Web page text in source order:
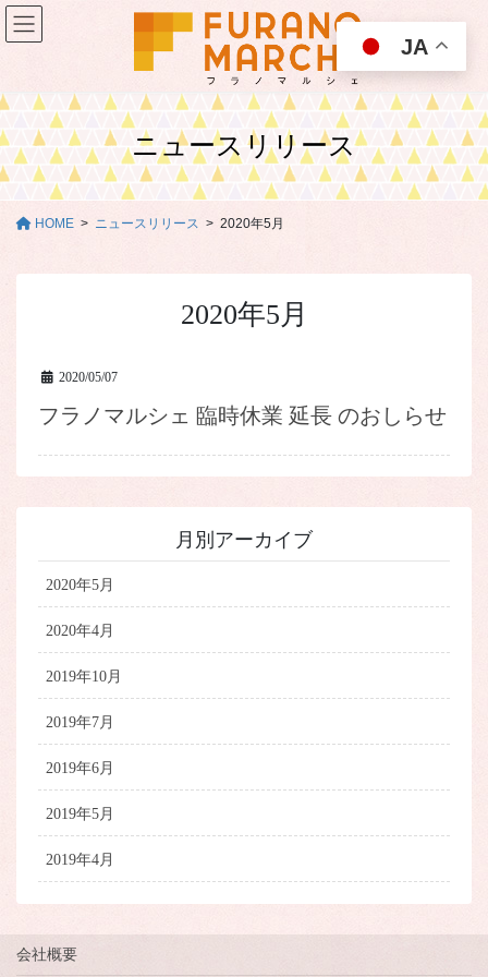
コ
ン
ツ
移
動
ナ
ビ
シ
ン
に
ニュースリリース
HOME ニュースリリース 2020年5月
2020年5月
2020/05/07
フラノマルシェ 臨時休業 延長 のおしらせ
月別アーカイブ
2020年5月
2020年4月
2019年10月
2019年7月
2019年6月
2019年5月
2019年4月
会社概要
JA